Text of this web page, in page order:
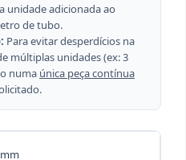
unidade adicionada ao
de tubo.
Para evitar desperdícios na
múltiplas unidades (ex: 3
numa única peça contínua